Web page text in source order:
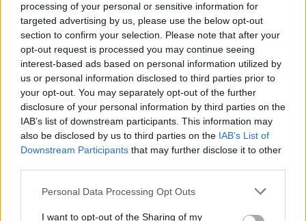
processing of your personal or sensitive information for
targeted advertising by us, please use the below opt-out
section to confirm your selection. Please note that after your
opt-out request is processed you may continue seeing
interest-based ads based on personal information utilized by
us or personal information disclosed to third parties prior to
your opt-out. You may separately opt-out of the further
disclosure of your personal information by third parties on the
IAB’s list of downstream participants. This information may
also be disclosed by us to third parties on the IAB’s List of
Downstream Participants that may further disclose it to other
Please note that this website/app uses one or more Google
not limited to your visit or usage behaviour. You may click to
Personal Data Processing Opt Outs
I want to opt-out of the Sharing of my
Galéria